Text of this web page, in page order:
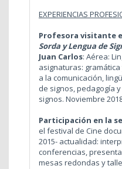
EXPERIENCIAS
Profesora visitante
Sorda y Lengua de
Juan Carlos: Aérea:
asignaturas:
a la comunicación,
de signos, pedagogía
signos. Noviembre
Participación en la
el festival de Cine
2015- actualidad:
conferencias,
mesas redondas y